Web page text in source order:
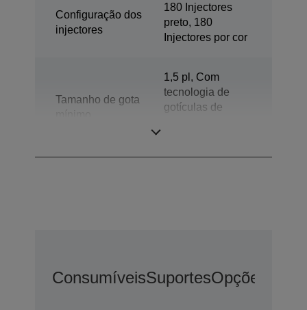
Configuração dos
injectores
180 Injectores
preto, 180
Injectores por cor
Tamanho de gota
1,5 pl, Com
tecnologia de
gotículas de
ConsumíveisSuportesOpções De